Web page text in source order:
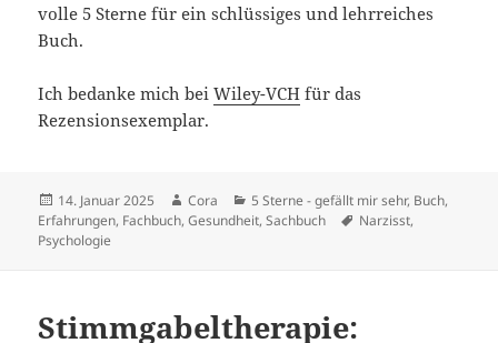
volle 5 Sterne für ein schlüssiges und lehrreiches
Buch.
Ich bedanke mich beiWiley-VCH für das
Rezensionsexemplar.
Veröffentlicht
am
14. Januar 2025 Autor
Cora Kategorien
5 Sterne - gefällt mir sehr, Buch,
Erfahrungen, Fachbuch,Gesundheit,Sachbuch Schlagwörter
Narzisst,
Psychologie
Stimmgabeltherapie: